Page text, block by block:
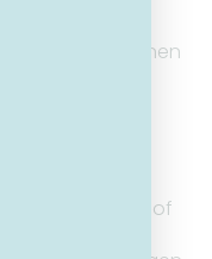
kunnen
indien
van de
wanneer
geldt of voor
partijen
het contract of